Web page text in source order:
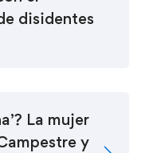
disidentes
La mujer
y